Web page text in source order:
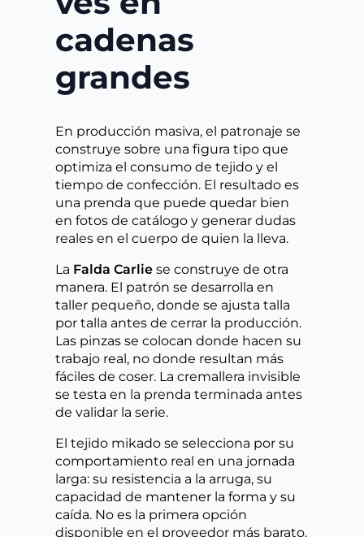
cadenas
grandes
En producción masiva, el patronaje se
construye sobre una figura tipo que
optimiza el consumo de tejido y el
tiempo de confección. El resultado es
una prenda que puede quedar bien
en fotos de catálogo y generar dudas
reales en el cuerpo de quien la lleva.
La Falda Carlie se construye de otra
manera. El patrón se desarrolla en
taller pequeño, donde se ajusta talla
por talla antes de cerrar la producción.
Las pinzas se colocan donde hacen su
trabajo real, no donde resultan más
fáciles de coser. La cremallera invisible
se testa en la prenda terminada antes
de validar la serie.
El tejido mikado se selecciona por su
comportamiento real en una jornada
larga: su resistencia a la arruga, su
capacidad de mantener la forma y su
caída. No es la primera opción
disponible en el proveedor más barato.